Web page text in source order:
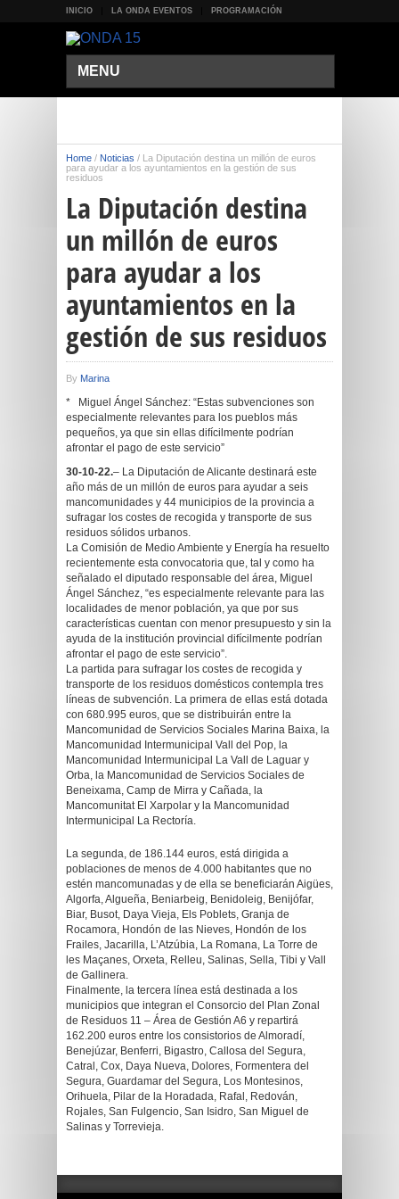
INICIO LA ONDA EVENTOS PROGRAMACIÓN
MENU
Home / Noticias / La Diputación destina un millón de euros
para ayudar a los ayuntamientos en la gestión de sus
residuos
La Diputación destina
un millón de euros
para ayudar a los
ayuntamientos en la
gestión de sus residuos
By Marina
* Miguel Ángel Sánchez: “Estas subvenciones son
especialmente relevantes para los pueblos más
pequeños, ya que sin ellas difícilmente podrían
afrontar el pago de este servicio”
30-10-22.– La Diputación de Alicante destinará este
año más de un millón de euros para ayudar a seis
mancomunidades y 44 municipios de la provincia a
sufragar los costes de recogida y transporte de sus
residuos sólidos urbanos.
La Comisión de Medio Ambiente y Energía ha resuelto
recientemente esta convocatoria que, tal y como ha
señalado el diputado responsable del área, Miguel
Ángel Sánchez, “es especialmente relevante para las
localidades de menor población, ya que por sus
características cuentan con menor presupuesto y sin la
ayuda de la institución provincial difícilmente podrían
afrontar el pago de este servicio”.
La partida para sufragar los costes de recogida y
transporte de los residuos domésticos contempla tres
líneas de subvención. La primera de ellas está dotada
con 680.995 euros, que se distribuirán entre la
Mancomunidad de Servicios Sociales Marina Baixa, la
Mancomunidad Intermunicipal Vall del Pop, la
Mancomunidad Intermunicipal La Vall de Laguar y
Orba, la Mancomunidad de Servicios Sociales de
Beneixama, Camp de Mirra y Cañada, la
Mancomunitat El Xarpolar y la Mancomunidad
Intermunicipal La Rectoría.
La segunda, de 186.144 euros, está dirigida a
poblaciones de menos de 4.000 habitantes que no
estén mancomunadas y de ella se beneficiarán Aigües,
Algorfa, Algueña, Beniarbeig, Benidoleig, Benijófar,
Biar, Busot, Daya Vieja, Els Poblets, Granja de
Rocamora, Hondón de las Nieves, Hondón de los
Frailes, Jacarilla, L’Atzúbia, La Romana, La Torre de
les Maçanes, Orxeta, Relleu, Salinas, Sella, Tibi y Vall
de Gallinera.
Finalmente, la tercera línea está destinada a los
municipios que integran el Consorcio del Plan Zonal
de Residuos 11 – Área de Gestión A6 y repartirá
162.200 euros entre los consistorios de Almoradí,
Benejúzar, Benferri, Bigastro, Callosa del Segura,
Catral, Cox, Daya Nueva, Dolores, Formentera del
Segura, Guardamar del Segura, Los Montesinos,
Orihuela, Pilar de la Horadada, Rafal, Redován,
Rojales, San Fulgencio, San Isidro, San Miguel de
Salinas y Torrevieja.